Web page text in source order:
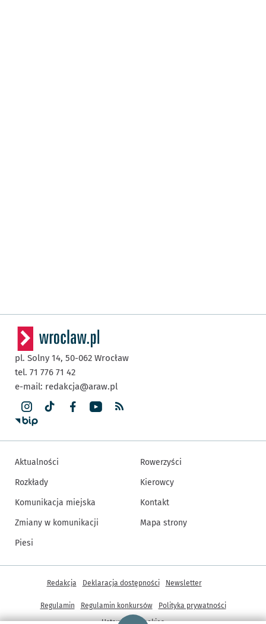
Strona główna - wroclaw.pl
pl. Solny 14, 50-062 Wrocław
tel. 71 776 71 42
e-mail: redakcja@araw.pl
Aktualności
Rozkłady
Komunikacja miejska
Zmiany w komunikacji
Piesi
Rowerzyści
Kierowcy
Kontakt
Mapa strony
Inne informacje
Redakcja Deklaracja dostępności Newsletter
Regulamin Regulamin konkursów
Polityka prywatności
Ustawienia cookies